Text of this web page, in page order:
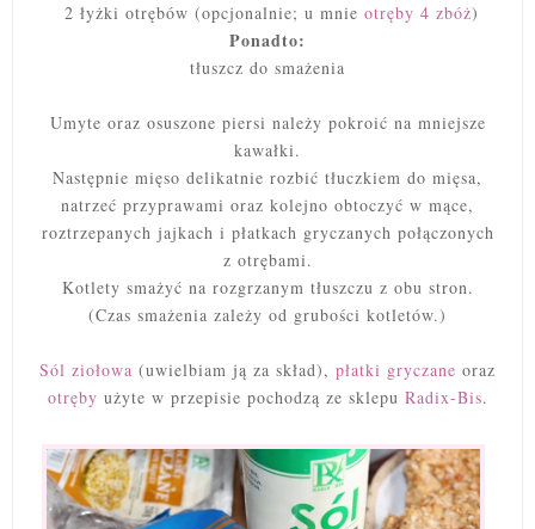
2 łyżki otrębów (opcjonalnie; u mnie otręby 4 zbóż)
Ponadto:
tłuszcz do smażenia
Umyte oraz osuszone piersi należy pokroić na mniejsze
kawałki.
Następnie mięso delikatnie rozbić tłuczkiem do mięsa,
natrzeć przyprawami oraz kolejno obtoczyć w mące,
roztrzepanych jajkach i płatkach gryczanych połączonych
z otrębami.
Kotlety smażyć na rozgrzanym tłuszczu z obu stron.
(Czas smażenia zależy od grubości kotletów.)
Sól ziołowa (uwielbiam ją za skład), płatki gryczane oraz
otręby użyte w przepisie pochodzą ze sklepu Radix-Bis.